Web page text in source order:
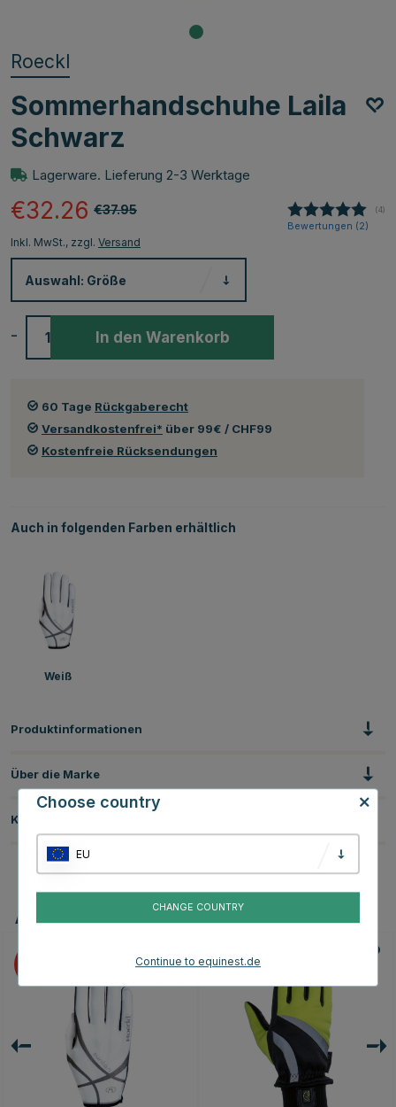
Roeckl
Sommerhandschuhe Laila
Schwarz
Lagerware. Lieferung 2-3 Werktage
€37.95
€32.26 (4)
Bewertungen (2)
Inkl. MwSt., zzgl. Versand
Auswahl: Größe
- In den Warenkorb
60 Tage Rückgaberecht
Versandkostenfrei* über 99€ / CHF99
Kostenfreie Rücksendungen
Auch in folgenden Farben erhältlich
Weiß
Produktinformationen
Über die Marke
Kundenbewertungen
Andere Produkte, die Ihnen gefallen könnten
Choose country
EU
CHANGE COUNTRY
Continue to equinest.de